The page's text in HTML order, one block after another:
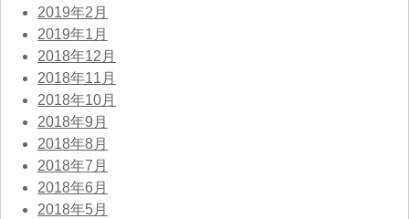
2019年2月
2019年1月
2018年12月
2018年11月
2018年10月
2018年9月
2018年8月
2018年7月
2018年6月
2018年5月